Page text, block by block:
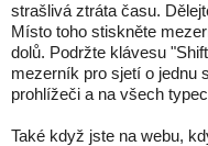
strašlivá ztráta času.
Místo toho stiskněte
dolů. Podržte klávesu
mezerník pro sjetí o jednu
prohlížeči a na všech
Také když jste na webu,